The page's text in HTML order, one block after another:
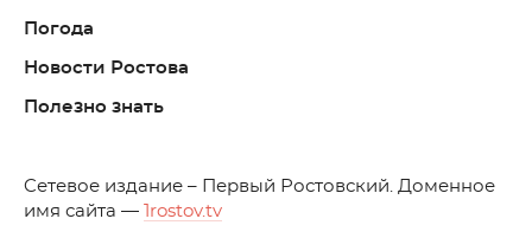
Погода
Новости Ростова
Полезно знать
Cетевое издание – Первый Ростовский. Доменное
имя сайта —
1rostov.tv